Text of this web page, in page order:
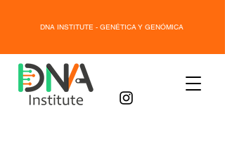
DNA INSTITUTE - GENÉTICA Y GENÓMICA